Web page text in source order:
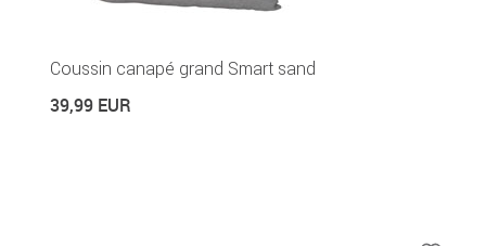
Coussin canapé grand Smart sand
39,99 EUR